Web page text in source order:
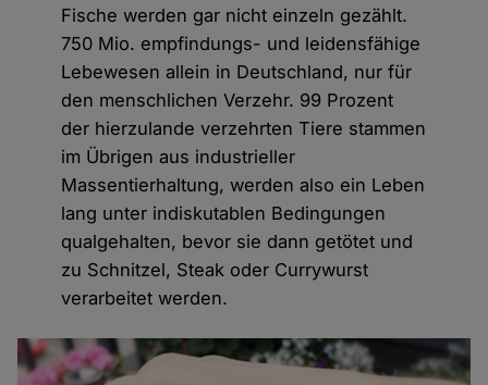
Fische werden gar nicht einzeln gezählt.
750 Mio. empfindungs- und leidensfähige
Lebewesen allein in Deutschland, nur für
den menschlichen Verzehr. 99 Prozent
der hierzulande verzehrten Tiere stammen
im Übrigen aus industrieller
Massentierhaltung, werden also ein Leben
lang unter indiskutablen Bedingungen
qualgehalten, bevor sie dann getötet und
zu Schnitzel, Steak oder Currywurst
verarbeitet werden.